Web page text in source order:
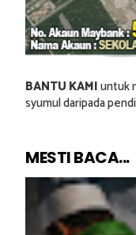
BANTU KAMIuntuk
syumul daripada
MESTI BACA...